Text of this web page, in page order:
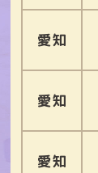
愛知
愛知
愛知